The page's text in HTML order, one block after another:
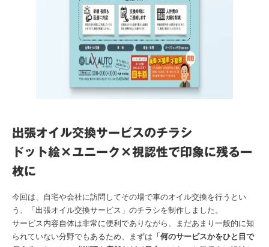
出張オイル交換サービスのチラシ
ドット絵×ユニーク×視認性で印象に残る一
枚に
今回は、自宅や会社に訪問してその場で車のオイル交換を行うとい
う、「出張オイル交換サービス」のチラシを制作しました。
サービス内容自体は非常に便利でありながら、まだあまり一般的に知
られていない分野でもあるため、まずは 「何のサービスかをひと目で